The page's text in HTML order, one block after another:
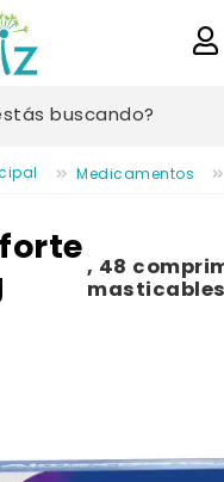
buscando?
Medicamentos
, 48